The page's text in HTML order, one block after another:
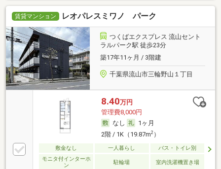
賃貸マンション レオパレスミワノ パーク
つくばエクスプレス 流山セント
ラルパーク駅 徒歩23分
築17年11ヶ月 / 3階建
千葉県流山市三輪野山１丁目
8.40万円
管理費8,000円
なし
1ヶ月
2階 / 1K（19.87m2）
敷金なし 一人暮らし
バス・トイレ別
モニタ付インターホ
ン
駐輪場 室内洗濯機置き場